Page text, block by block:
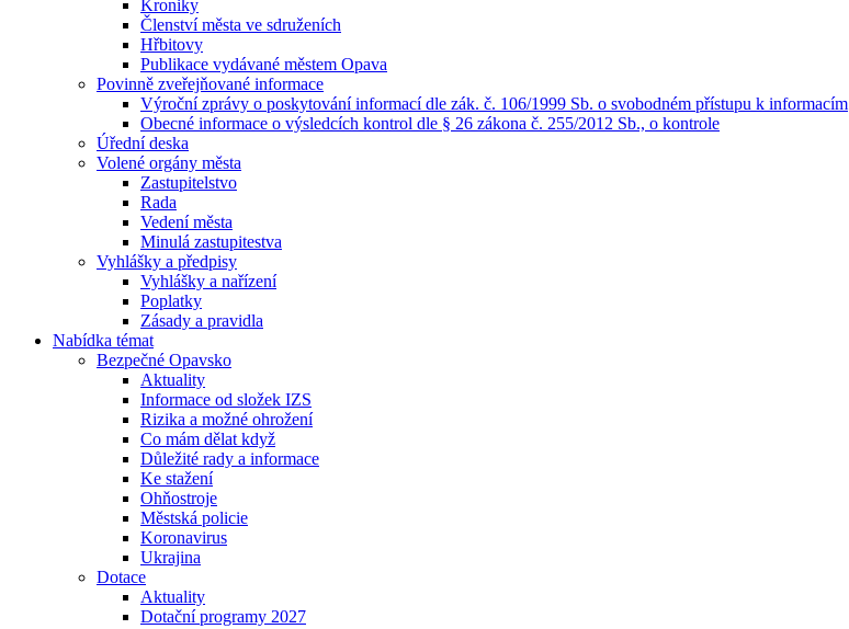
Kroniky
Členství města ve sdruženích
Hřbitovy
Publikace vydávané městem Opava
Povinně zveřejňované informace
Výroční zprávy o poskytování informací dle zák. č. 106/1999 Sb. o svobodném přístupu k informacím
Obecné informace o výsledcích kontrol dle § 26 zákona č. 255/2012 Sb., o kontrole
Úřední deska
Volené orgány města
Zastupitelstvo
Rada
Vedení města
Minulá zastupitestva
Vyhlášky a předpisy
Vyhlášky a nařízení
Poplatky
Zásady a pravidla
Nabídka témat
Bezpečné Opavsko
Aktuality
Informace od složek IZS
Rizika a možné ohrožení
Co mám dělat když
Důležité rady a informace
Ke stažení
Ohňostroje
Městská policie
Koronavirus
Ukrajina
Dotace
Aktuality
Dotační programy 2027